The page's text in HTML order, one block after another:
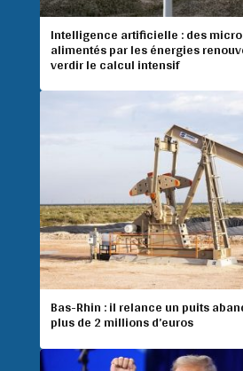
Intelligence artificielle : des
alimentés par les énergies
verdir le calcul intensif
Bas-Rhin : il relance un puits
plus de 2 millions d’euros